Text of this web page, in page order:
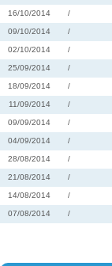
16/10/2014 /
09/10/2014 /
02/10/2014 /
25/09/2014 /
18/09/2014 /
11/09/2014 /
09/09/2014 /
04/09/2014 /
28/08/2014 /
21/08/2014 /
14/08/2014 /
07/08/2014 /